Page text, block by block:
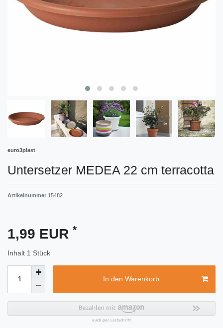
euro3plast
Untersetzer MEDEA 22 cm terracotta
Artikelnummer 15482
1,99 EUR *
Inhalt 1 Stück
In den Warenkorb